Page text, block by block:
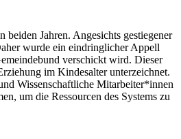
Jahren. Angesichts gestiegener
wurde ein eindringlicher Appell
verschickt wird. Dieser
im Kindesalter unterzeichnet.
Wissenschaftliche Mitarbeiter*innen
um die Ressourcen des Systems zu